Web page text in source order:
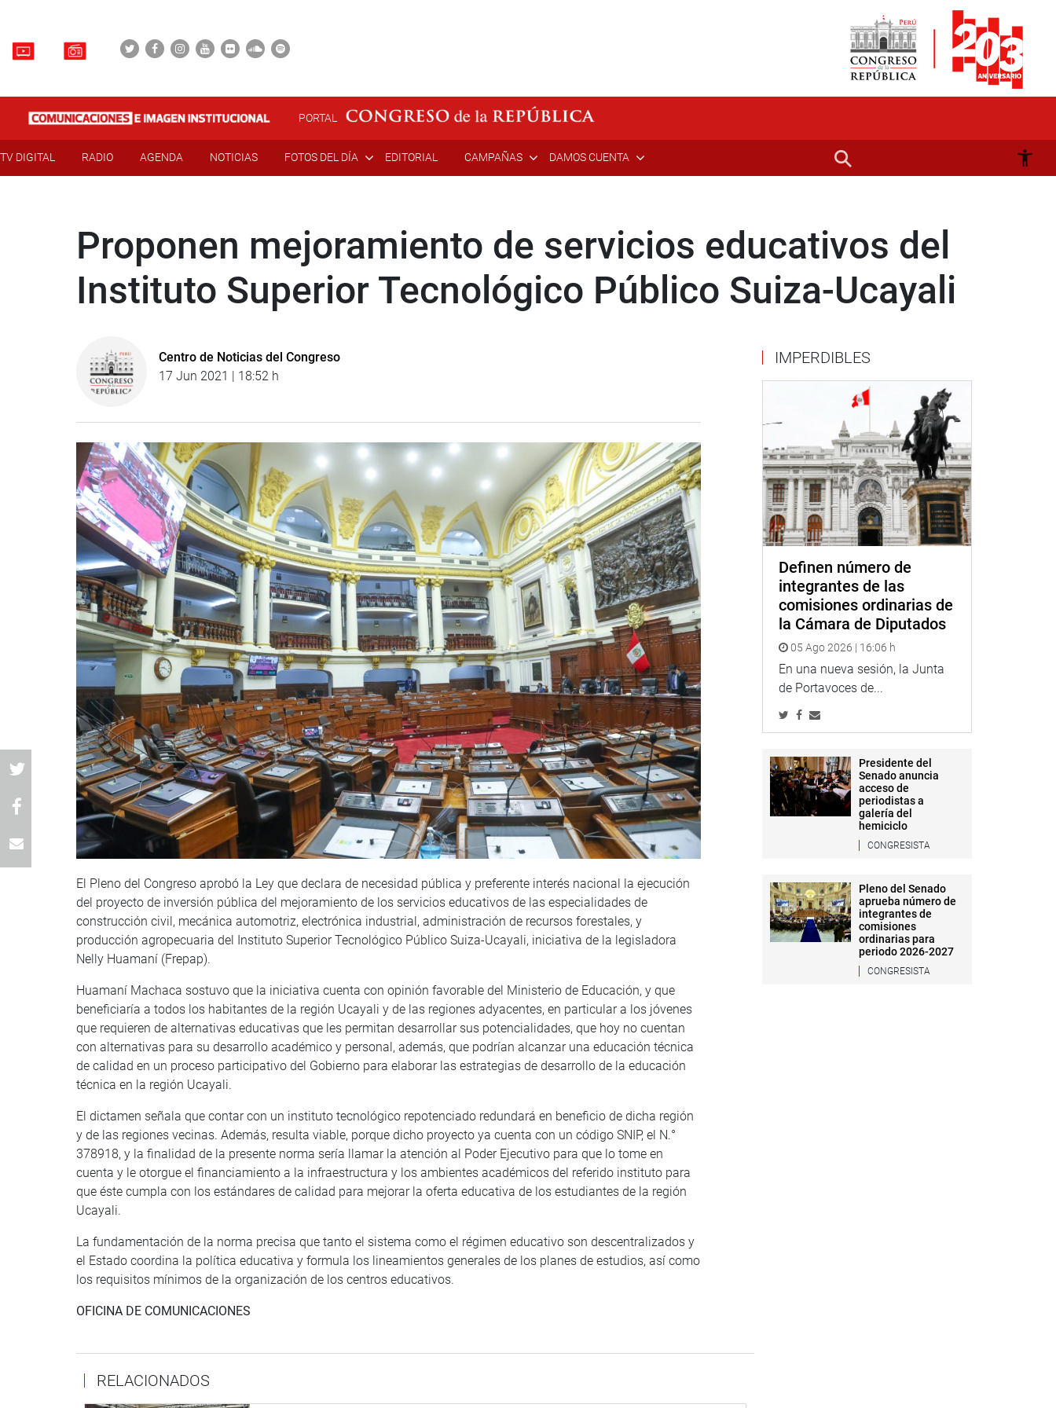
PORTAL
TV DIGITAL RADIO AGENDA NOTICIAS FOTOS DEL DÍA EDITORIAL CAMPAÑAS DAMOS CUENTA
Proponen mejoramiento de servicios educativos del
Instituto Superior Tecnológico Público Suiza-Ucayali
Centro de Noticias del Congreso
17 Jun 2021 | 18:52 h
El Pleno del Congreso aprobó la Ley que declara de necesidad pública y preferente interés nacional la ejecución
del proyecto de inversión pública del mejoramiento de los servicios educativos de las especialidades de
construcción civil, mecánica automotriz, electrónica industrial, administración de recursos forestales, y
producción agropecuaria del Instituto Superior Tecnológico Público Suiza-Ucayali, iniciativa de la legisladora
Nelly Huamaní (Frepap).
Huamaní Machaca sostuvo que la iniciativa cuenta con opinión favorable del Ministerio de Educación, y que
beneficiaría a todos los habitantes de la región Ucayali y de las regiones adyacentes, en particular a los jóvenes
que requieren de alternativas educativas que les permitan desarrollar sus potencialidades, que hoy no cuentan
con alternativas para su desarrollo académico y personal, además, que podrían alcanzar una educación técnica
de calidad en un proceso participativo del Gobierno para elaborar las estrategias de desarrollo de la educación
técnica en la región Ucayali.
El dictamen señala que contar con un instituto tecnológico repotenciado redundará en beneficio de dicha región
y de las regiones vecinas. Además, resulta viable, porque dicho proyecto ya cuenta con un código SNIP, el N.°
378918, y la finalidad de la presente norma sería llamar la atención al Poder Ejecutivo para que lo tome en
cuenta y le otorgue el financiamiento a la infraestructura y los ambientes académicos del referido instituto para
que éste cumpla con los estándares de calidad para mejorar la oferta educativa de los estudiantes de la región
Ucayali.
La fundamentación de la norma precisa que tanto el sistema como el régimen educativo son descentralizados y
el Estado coordina la política educativa y formula los lineamientos generales de los planes de estudios, así como
los requisitos mínimos de la organización de los centros educativos.
OFICINA DE COMUNICACIONES
RELACIONADOS
IMPERDIBLES
Definen número de
integrantes de las
comisiones ordinarias de
la Cámara de Diputados
05 Ago 2026 | 16:06 h
En una nueva sesión, la Junta
de Portavoces de...
Presidente del
Senado anuncia
acceso de
periodistas a
galería del
hemiciclo
CONGRESISTA
Pleno del Senado
aprueba número de
integrantes de
comisiones
ordinarias para
periodo 2026-2027
CONGRESISTA